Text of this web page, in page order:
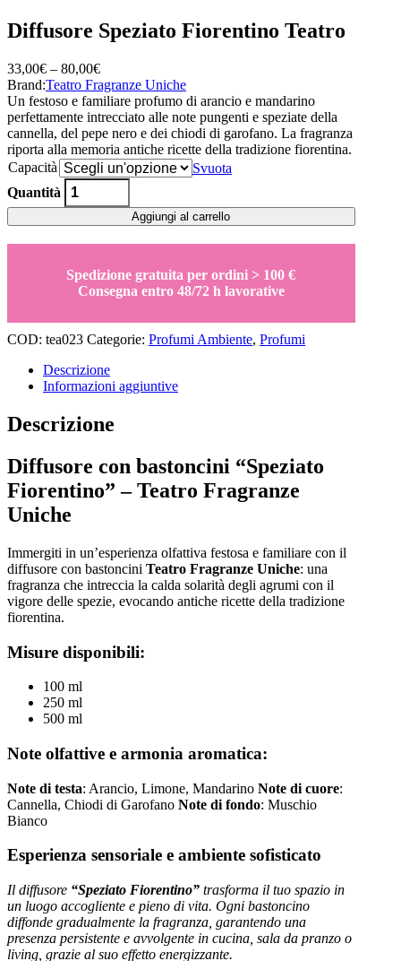
Diffusore Speziato Fiorentino Teatro
33,00€ – 80,00€
Brand:Teatro Fragranze Uniche
Un festoso e familiare profumo di arancio e mandarino
perfettamente intrecciato alle note pungenti e speziate della
cannella, del pepe nero e dei chiodi di garofano. La fragranza
riporta alla memoria antiche ricette della tradizione fiorentina.
Capacità
Svuota
Diffusore
Speziato
Quantità
Aggiungi al carrello
Spedizione gratuita per ordini > 100 €
Consegna entro 48/72 h lavorative
COD: tea023 Categorie: Profumi Ambiente, Profumi
Descrizione
Informazioni aggiuntive
Descrizione
Diffusore con bastoncini “Speziato
Fiorentino” – Teatro Fragranze
Uniche
Immergiti in un’esperienza olfattiva festosa e familiare con il
diffusore con bastoncini Teatro Fragranze Uniche: una
fragranza che intreccia la calda solarità degli agrumi con il
vigore delle spezie, evocando antiche ricette della tradizione
fiorentina.
Misure disponibili:
100 ml
250 ml
500 ml
Note olfattive e armonia aromatica:
Note di testa: Arancio, Limone, Mandarino Note di cuore:
Cannella, Chiodi di Garofano Note di fondo: Muschio
Bianco
Esperienza sensoriale e ambiente sofisticato
Il diffusore “Speziato Fiorentino” trasforma il tuo spazio in
un luogo accogliente e pieno di vita. Ogni bastoncino
diffonde gradualmente la fragranza, garantendo una
presenza persistente e avvolgente in cucina, sala da pranzo o
living, grazie al suo effetto energizzante.